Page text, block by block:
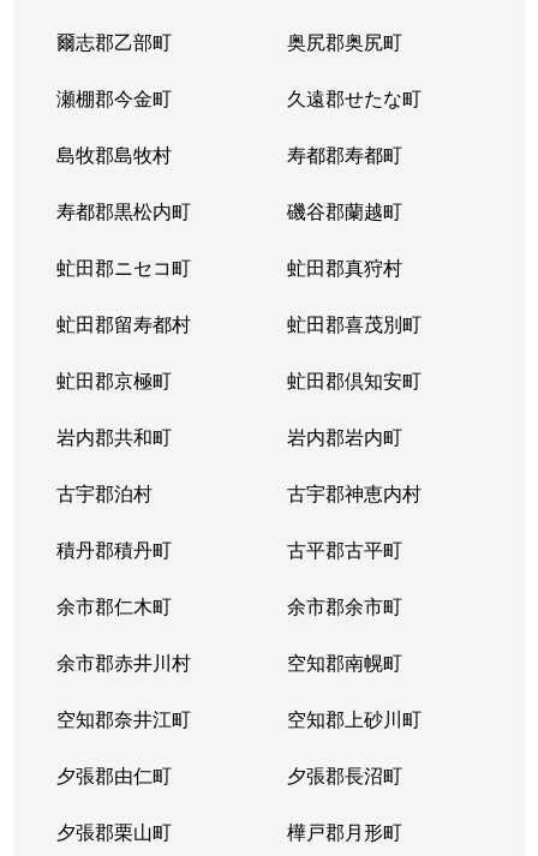
爾志郡乙部町 奥尻郡奥尻町
瀬棚郡今金町 久遠郡せたな町
島牧郡島牧村 寿都郡寿都町
寿都郡黒松内町 磯谷郡蘭越町
虻田郡ニセコ町 虻田郡真狩村
虻田郡留寿都村 虻田郡喜茂別町
虻田郡京極町 虻田郡倶知安町
岩内郡共和町 岩内郡岩内町
古宇郡泊村 古宇郡神恵内村
積丹郡積丹町 古平郡古平町
余市郡仁木町 余市郡余市町
余市郡赤井川村 空知郡南幌町
空知郡奈井江町 空知郡上砂川町
夕張郡由仁町 夕張郡長沼町
夕張郡栗山町 樺戸郡月形町